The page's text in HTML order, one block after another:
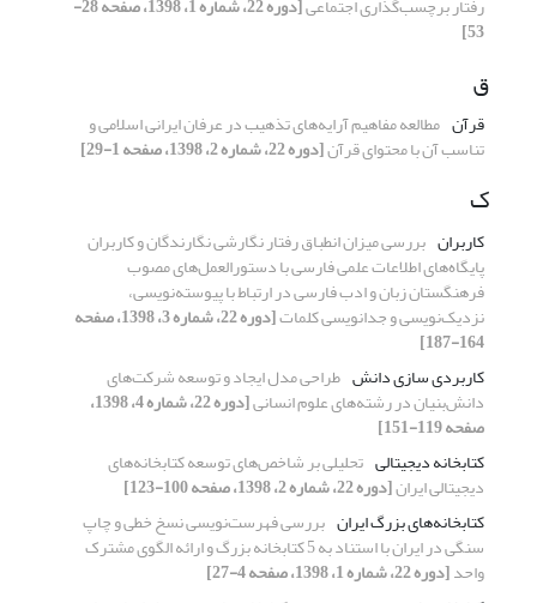
53]
ق
قرآن مطالعه مفاهیم آرایه‌های تذهیب در عرفان ایرانی اسلامی و
تناسب آن با محتوای قرآن[دوره 22، شماره 2، 1398، صفحه 1-29]
ک
کاربران بررسی میزان انطباق رفتار نگارشی نگارندگان و کاربران
پایگاه‌های اطلاعات علمی فارسی با دستورالعمل‌های مصوب
فرهنگستان زبان و ادب فارسی در ارتباط با پیوسته‌نویسی،
نزدیک‌نویسی و جدانویسی کلمات [دوره 22، شماره 3، 1398، صفحه
164-187]
کاربردی سازی دانش طراحی مدل ایجاد و توسعه شرکت‌های
دانش‌بنیان در رشته‌های علوم انسانی [دوره 22، شماره 4، 1398،
صفحه 119-151]
کتابخانه‌ دیجیتالی تحلیلی بر شاخص‌های توسعه کتابخانه‌های
دیجیتالی ایران[دوره 22، شماره 2، 1398، صفحه 100-123]
کتابخانه‌های بزرگ ایران بررسی فهرست‌‌نویسی نسخ خطی و چاپ
سنگی در ایران با استناد به 5 کتابخانه بزرگ و ارائه الگوی مشترک
واحد[دوره 22، شماره 1، 1398، صفحه 4-27]